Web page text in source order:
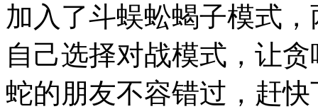
加入了斗蜈蚣蝎子模式
自己选择对战模式，让
蛇的朋友不容错过，赶